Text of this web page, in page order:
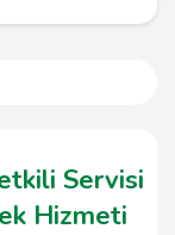
Servisi
Hizmeti